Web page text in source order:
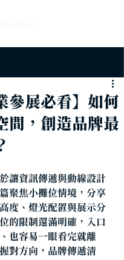
參展必看】如何
間，創造品牌最
讓資訊傳遞與動線設計
聚焦小攤位情境，分享
度、燈光配置與展示分
的限制還滿明確，入口
也容易一眼看完就離
對方向，品牌傳遞清